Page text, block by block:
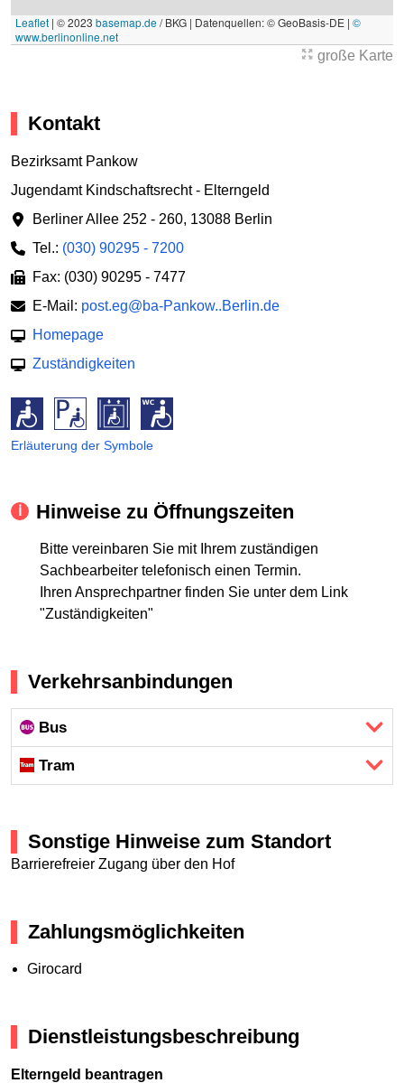
Leaflet | © 2023 basemap.de/ BKG | Datenquellen: © GeoBasis-DE | ©
www.berlinonline.net
große Karte
Kontakt
Bezirksamt Pankow
Jugendamt Kindschaftsrecht - Elterngeld
Berliner Allee 252 - 260, 13088 Berlin
Tel.: (030) 90295 - 7200
Fax: (030) 90295 - 7477
E-Mail: post.eg@ba-Pankow..Berlin.de
Homepage
Zuständigkeiten
Erläuterung der Symbole
Hinweise zu Öffnungszeiten
Bitte vereinbaren Sie mit Ihrem zuständigen
Sachbearbeiter telefonisch einen Termin.
Ihren Ansprechpartner finden Sie unter dem Link
"Zuständigkeiten"
Verkehrsanbindungen
Bus
Tram
Sonstige Hinweise zum Standort
Barrierefreier Zugang über den Hof
Zahlungsmöglichkeiten
Girocard
Dienstleistungsbeschreibung
Elterngeld beantragen